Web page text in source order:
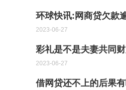
环球快讯:网商贷欠款
2023-06-27
彩礼是不是夫妻共同
2023-06-27
借网贷还不上的后果